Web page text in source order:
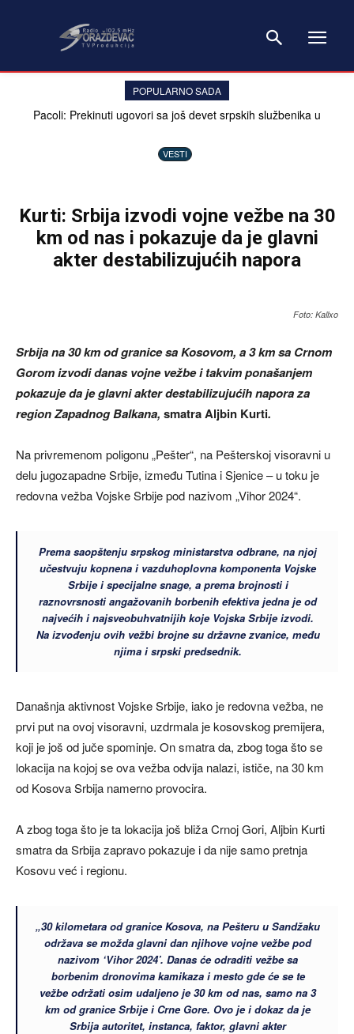
POPULARNO SADA
Pacoli: Prekinuti ugovori sa još devet srpskih službenika u
VESTI
Kurti: Srbija izvodi vojne vežbe na 30
km od nas i pokazuje da je glavni
akter destabilizujućih napora
Foto: Kallxo
Srbija na 30 km od granice sa Kosovom, a 3 km sa Crnom
Gorom izvodi danas vojne vežbe i takvim ponašanjem
pokazuje da je glavni akter destabilizujućih napora za
region Zapadnog Balkana, smatra Aljbin Kurti.
Na privremenom poligonu „Pešter“, na Pešterskoj visoravni u
delu jugozapadne Srbije, između Tutina i Sjenice – u toku je
redovna vežba Vojske Srbije pod nazivom „Vihor 2024“.
Prema saopštenju srpskog ministarstva odbrane, na njoj
učestvuju kopnena i vazduhoplovna komponenta Vojske
Srbije i specijalne snage, a prema brojnosti i
raznovrsnosti angažovanih borbenih efektiva jedna je od
najvećih i najsveobuhvatnijih koje Vojska Srbije izvodi.
Na izvođenju ovih vežbi brojne su državne zvanice, među
njima i srpski predsednik.
Današnja aktivnost Vojske Srbije, iako je redovna vežba, ne
prvi put na ovoj visoravni, uzdrmala je kosovskog premijera,
koji je još od juče spominje. On smatra da, zbog toga što se
lokacija na kojoj se ova vežba odvija nalazi, ističe, na 30 km
od Kosova Srbija namerno provocira.
A zbog toga što je ta lokacija još bliža Crnoj Gori, Aljbin Kurti
smatra da Srbija zapravo pokazuje i da nije samo pretnja
Kosovu već i regionu.
„30 kilometara od granice Kosova, na Pešteru u Sandžaku
održava se možda glavni dan njihove vojne vežbe pod
nazivom ‘Vihor 2024’. Danas će odraditi vežbe sa
borbenim dronovima kamikaza i mesto gde će se te
vežbe održati osim udaljeno je 30 km od nas, samo na 3
km od granice Srbije i Crne Gore. Ovo je i dokaz da je
Srbija autoritet, instanca, faktor, glavni akter